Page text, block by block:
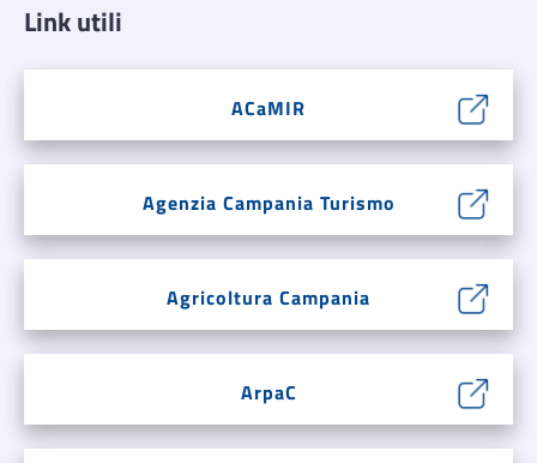
Link utili
ACaMIR
Agenzia Campania Turismo
Agricoltura Campania
ArpaC